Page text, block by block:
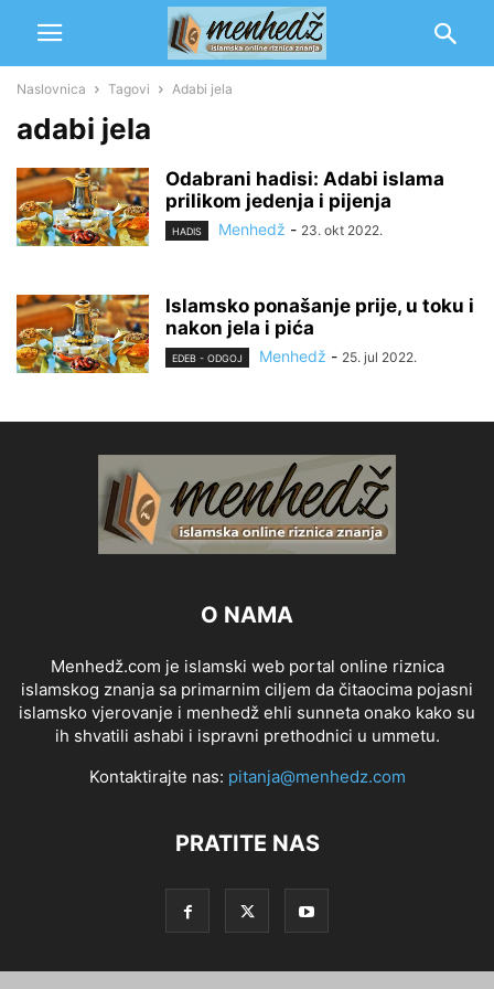
Naslovnica Tagovi Adabi jela
adabi jela
Odabrani hadisi: Adabi islama
prilikom jedenja i pijenja
HADIS Menhedž - 23. okt 2022.
Islamsko ponašanje prije, u toku i
nakon jela i pića
EDEB - ODGOJ Menhedž - 25. jul 2022.
O NAMA
Menhedž.com je islamski web portal online riznica
islamskog znanja sa primarnim ciljem da čitaocima pojasni
islamsko vjerovanje i menhedž ehli sunneta onako kako su
ih shvatili ashabi i ispravni prethodnici u ummetu.
Kontaktirajte nas: pitanja@menhedz.com
PRATITE NAS